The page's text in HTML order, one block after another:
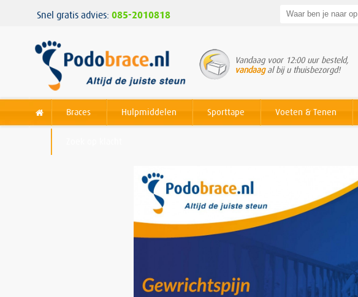
Snel gratis advies: 085-2010818
Vandaag voor 12:00 uur besteld,
vandaagal bij u thuisbezorgd!
Braces Hulpmiddelen Sporttape Voeten & Tenen